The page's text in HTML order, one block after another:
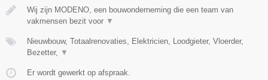
Wij zijn MODENO, een bouwonderneming die een team van
vakmensen bezit voor ▼
Nieuwbouw, Totaalrenovaties, Elektricien, Loodgieter, Vloerder,
Bezetter, ▼
Er wordt gewerkt op afspraak.